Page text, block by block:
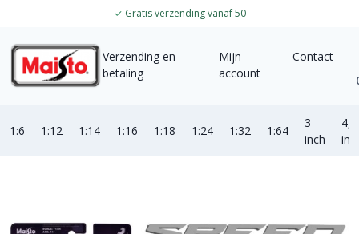
✓ Gratis verzending vanaf 50
Verzending en
betaling
Mijn
account
Contact
1:6 1:12 1:14 1:16 1:18 1:24 1:32 1:64
3
inch
4,5